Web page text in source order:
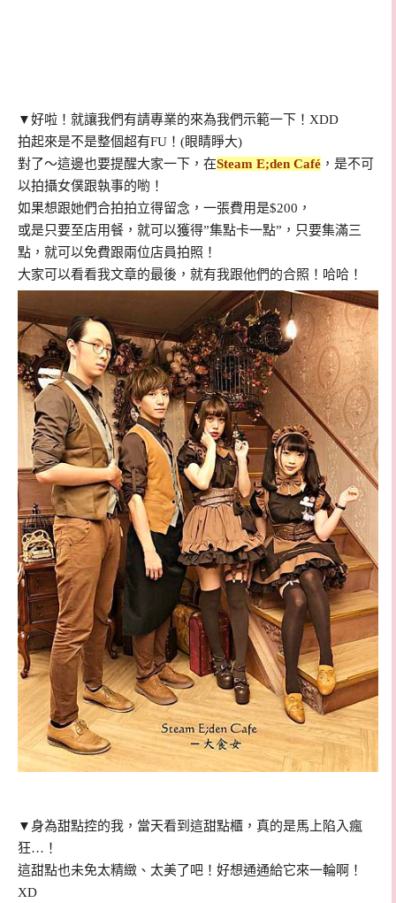
▼好啦！就讓我們有請專業的來為我們示範一下！XDD
拍起來是不是整個超有FU！(眼睛睜大)
對了～這邊也要提醒大家一下，在Steam E;den Café ，是不可
以拍攝女僕跟執事的喲！
如果想跟她們合拍拍立得留念，一張費用是$200，
或是只要至店用餐，就可以獲得”集點卡一點”，只要集滿三
點，就可以免費跟兩位店員拍照！
大家可以看看我文章的最後，就有我跟他們的合照！哈哈！
▼身為甜點控的我，當天看到這甜點櫃，真的是馬上陷入瘋
狂…！
這甜點也未免太精緻、太美了吧！好想通通給它來一輪啊！
XD